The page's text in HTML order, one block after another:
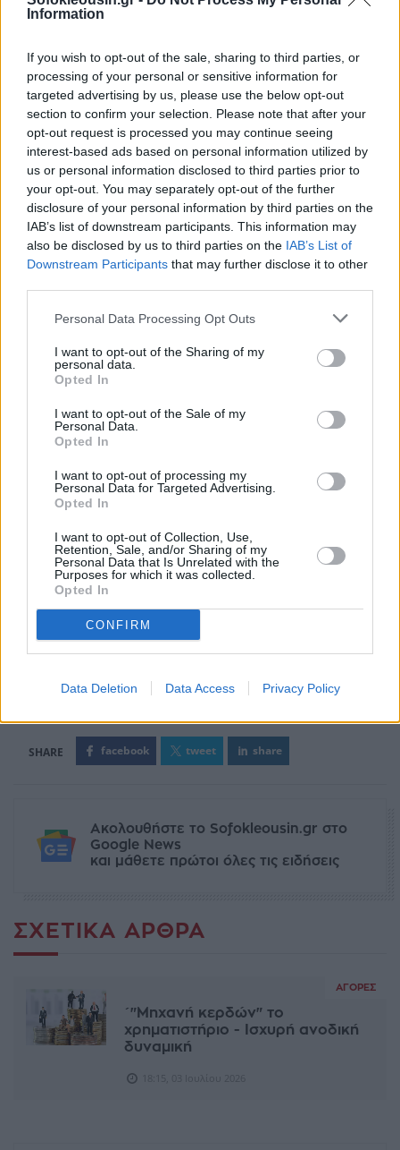
Information
If you wish to opt-out of the sale, sharing to third parties, or
processing of your personal or sensitive information for
targeted advertising by us, please use the below opt-out
section to confirm your selection. Please note that after your
opt-out request is processed you may continue seeing
interest-based ads based on personal information utilized by
us or personal information disclosed to third parties prior to
your opt-out. You may separately opt-out of the further
disclosure of your personal information by third parties on the
IAB’s list of downstream participants. This information may
also be disclosed by us to third parties on the IAB’s List of
Downstream Participants that may further disclose it to other
Personal Data Processing Opt Outs
I want to opt-out of the Sharing of my
personal data.
Opted In
I want to opt-out of the Sale of my
Personal Data.
Opted In
I want to opt-out of processing my
Personal Data for Targeted Advertising.
Opted In
I want to opt-out of Collection, Use,
Retention, Sale, and/or Sharing of my
Personal Data that Is Unrelated with the
Purposes for which it was collected.
Opted In
CONFIRM
Data Deletion Data Access Privacy Policy
κεφαλαιοποίησης.
Ο τραπεζικός δείκτης έγραψε αρχικά -0,25% και
τερμάτισε +1,37%, στο απόλυτο υψηλό ημέρας. Στην
πρώτη θέση η Alpha +2,1%. Ακολούθησαν Eurobank
+1,7%, Πειραιώς +1,4%, Εθνική +1,2%, Optima +0,6%,
Κύπρου +0,4%. Με αρνητικό πρόσημο Credia και
Ελλάδος -0,3%.
Στα εμποροβιομηχανικά και λοιπά blue chips
ξεχώρισαν Motor OIl+4,6%,
ΤΕΡΝΑ +1,7%, Aktor +1%.
Στο κόκκινο οιCoca-Cola-1,5%, Aegean και ΔΑΑ
-1%. Allwyn -0,3%.
facebook tweet share
Ακολουθήστε το Sofokleousin.gr στο
Google News
και μάθετε πρώτοι όλες τις ειδήσεις
ΣΧΕΤΙΚΆ ΆΡΘΡΑ
ΑΓΟΡΈΣ
΄"Μηχανή κερδών" το
χρηματιστήριο - Ισχυρή ανοδική
δυναμική